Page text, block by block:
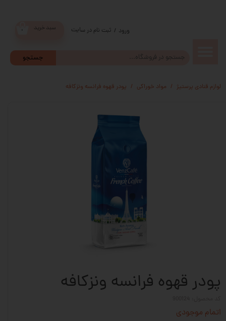
جستجو
سبد خرید ورود / ثبت نام در سایت
واژه
سفارشات
خروج از
کاربری
لوازم قنادی پرستیژ مواد خوراکی پودر قهوه فرانسه ونزکافه
پودر قهوه فرانسه ونزکافه
اتمام موجودی